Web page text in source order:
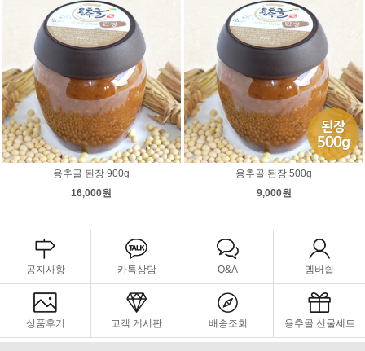
용추골 된장 900g
16,000원
용추골 된장 500g
9,000원
공지사항 카톡상담 Q&A 멤버쉽
상품후기 고객 게시판 배송조회 용추골 선물세트